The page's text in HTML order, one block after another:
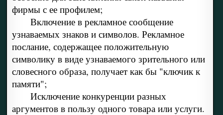
фирмы с ее профилем;
Включение в рекламное сообщение
узнаваемых знаков и символов. Рекламное
послание, содержащее положительную
символику в виде узнаваемого зрительного или
словесного образа, получает как бы "ключик к
памяти";
Исключение конкуренции разных
аргументов в пользу одного товара или услуги.